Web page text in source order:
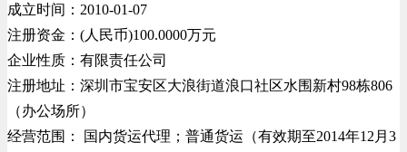
成立时间：2010-01-07
注册资金：(人民币)100.0000万元
企业性质：有限责任公司
注册地址：深圳市宝安区大浪街道浪口社区水围新村98栋806
（办公场所）
经营范围： 国内货运代理；普通货运（有效期至2014年12月3